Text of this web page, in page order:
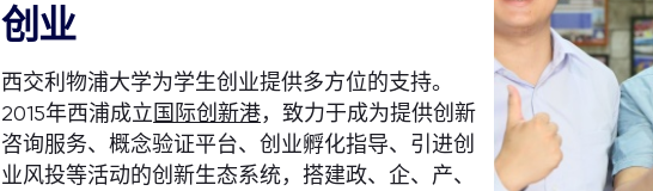
创业
西交利物浦大学为学生创业提供多方位的支持。
2015年西浦成立国际创新港，致力于成为提供创新
咨询服务、概念验证平台、创业孵化指导、引进创
业风投等活动的创新生态系统，搭建政、企、产、